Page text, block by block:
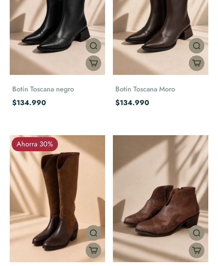
Botin Toscana negro
$134.990
Botin Toscana Moro
$134.990
Ahorra 30%